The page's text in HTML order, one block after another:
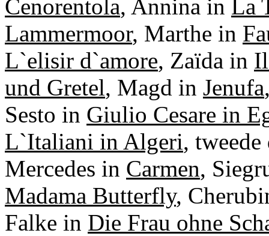
Cenorentola, Annina in La
Lammermoor, Marthe in
L`elisir d`amore, Zaïda in
und Gretel, Magd in Jenufa
Sesto in Giulio Cesare in
L`Italiani in Algeri,
Mercedes in Carmen,
Madama Butterfly,
Falke in Die Frau ohne